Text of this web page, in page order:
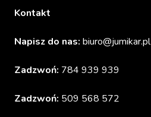
Kontakt
Napisz do nas: biuro@jumikar.pl
Zadzwoń: 784 939 939
Zadzwoń: 509 568 572